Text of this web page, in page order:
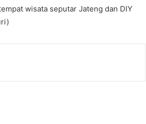
wisata seputar Jateng dan DIY